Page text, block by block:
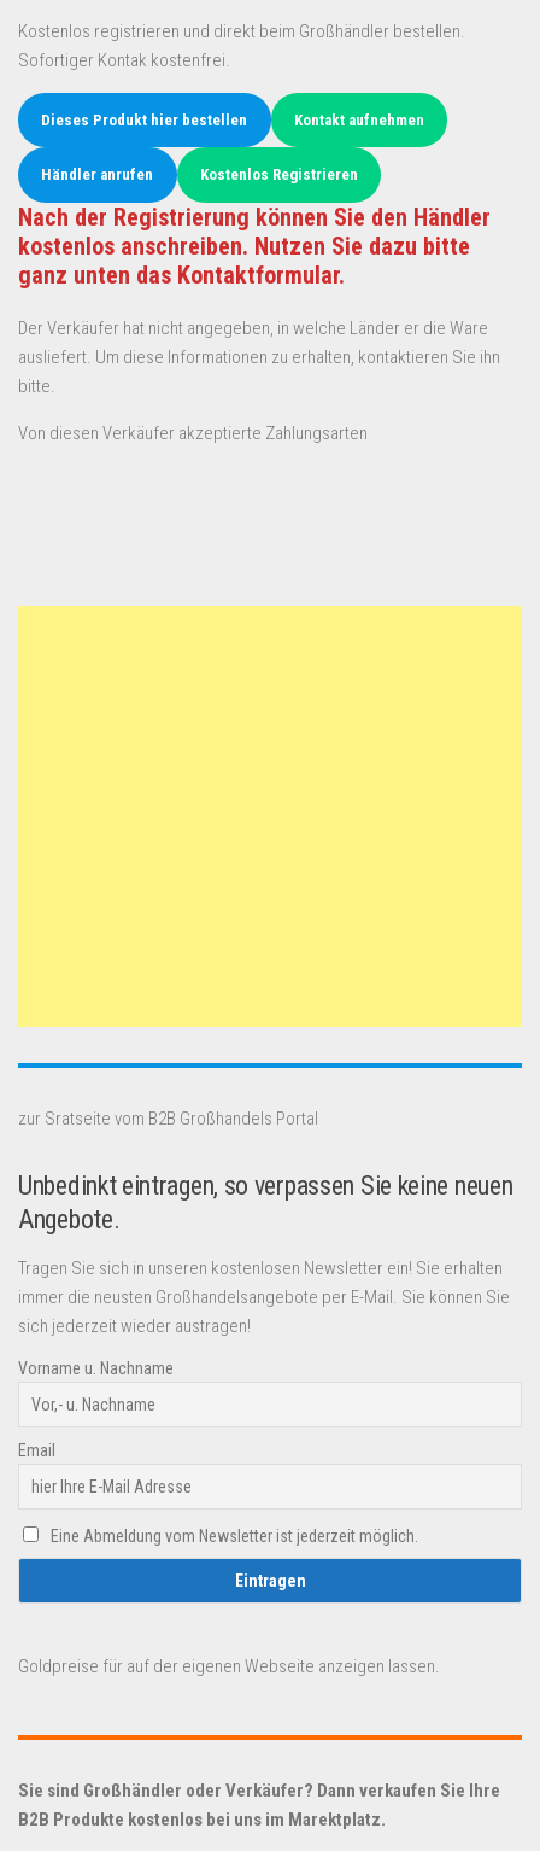
Kostenlos registrieren und direkt beim Großhändler bestellen.
Sofortiger Kontak kostenfrei.
Dieses Produkt hier bestellen Kontakt aufnehmen
Händler anrufen Kostenlos Registrieren
Nach der Registrierung können Sie den Händler
kostenlos anschreiben. Nutzen Sie dazu bitte
ganz unten das Kontaktformular.
Der Verkäufer hat nicht angegeben, in welche Länder er die Ware
ausliefert. Um diese Informationen zu erhalten, kontaktieren Sie ihn
bitte.
Von diesen Verkäufer akzeptierte Zahlungsarten
zur Sratseite vom B2B Großhandels Portal
Unbedinkt eintragen, so verpassen Sie keine neuen
Angebote.
Tragen Sie sich in unseren kostenlosen Newsletter ein! Sie erhalten
immer die neusten Großhandelsangebote per E-Mail. Sie können Sie
sich jederzeit wieder austragen!
Vorname u. Nachname
Email
Eine Abmeldung vom Newsletter ist jederzeit möglich.
Goldpreise für auf der eigenen Webseite anzeigen lassen.
Sie sind Großhändler oder Verkäufer? Dann verkaufen Sie Ihre
B2B Produkte kostenlos bei uns im Marektplatz.